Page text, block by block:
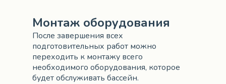
Монтаж оборудования
После завершения всех
подготовительных работ можно
переходить к монтажу всего
необходимого оборудования, которое
будет обслуживать бассейн.